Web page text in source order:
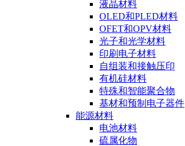
液晶材料
OLED和PLED材料
OFET和OPV材料
光子和光学材料
印刷电子材料
自组装和接触压印
有机硅材料
特殊和智能聚合物
基材和预制电子器件
能源材料
电池材料
硫属化物